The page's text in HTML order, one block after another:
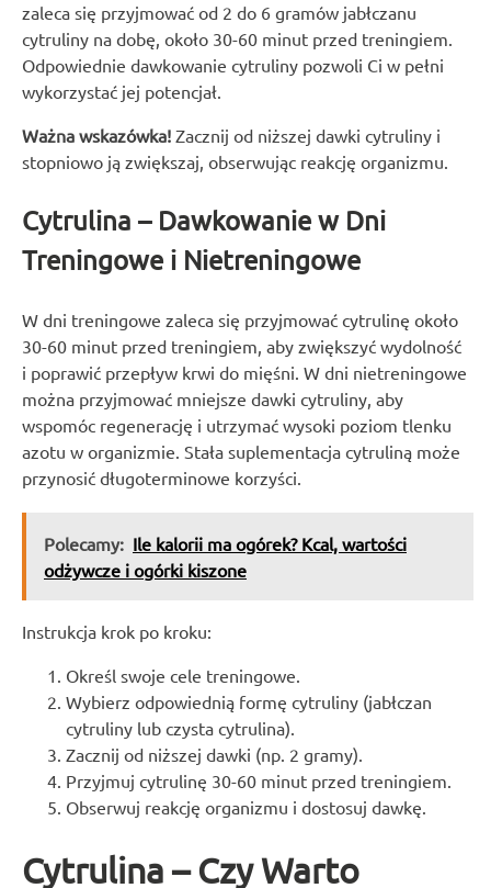
zaleca się przyjmować od 2 do 6 gramów jabłczanu
cytruliny na dobę, około 30-60 minut przed treningiem.
Odpowiednie dawkowanie cytruliny pozwoli Ci w pełni
wykorzystać jej potencjał.
Ważna wskazówka! Zacznij od niższej dawki cytruliny i
stopniowo ją zwiększaj, obserwując reakcję organizmu.
Cytrulina – Dawkowanie w Dni
Treningowe i Nietreningowe
W dni treningowe zaleca się przyjmować cytrulinę około
30-60 minut przed treningiem, aby zwiększyć wydolność
i poprawić przepływ krwi do mięśni. W dni nietreningowe
można przyjmować mniejsze dawki cytruliny, aby
wspomóc regenerację i utrzymać wysoki poziom tlenku
azotu w organizmie. Stała suplementacja cytruliną może
przynosić długoterminowe korzyści.
Polecamy: Ile kalorii ma ogórek? Kcal, wartości
odżywcze i ogórki kiszone
Instrukcja krok po kroku:
Określ swoje cele treningowe.
Wybierz odpowiednią formę cytruliny (jabłczan
cytruliny lub czysta cytrulina).
Zacznij od niższej dawki (np. 2 gramy).
Przyjmuj cytrulinę 30-60 minut przed treningiem.
Obserwuj reakcję organizmu i dostosuj dawkę.
Cytrulina – Czy Warto